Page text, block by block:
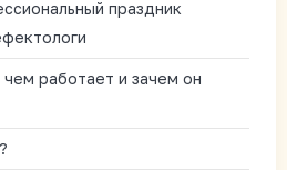
праздник
чем работает и зачем он